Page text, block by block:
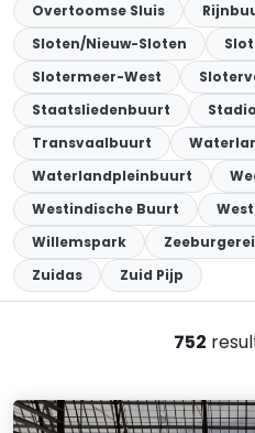
Overtoomse Sluis
Sloten/Nieuw-Sloten
Slotermeer-West
Staatsliedenbuurt
Transvaalbuurt
Waterlandpleinbuurt
Westindische Buurt
Willemspark
Zuidas
Zuid Pijp
752